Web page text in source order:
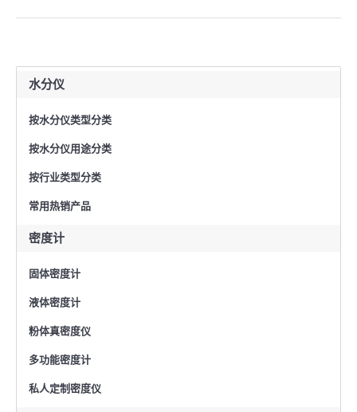
水分仪
按水分仪类型分类
按水分仪用途分类
按行业类型分类
常用热销产品
密度计
固体密度计
液体密度计
粉体真密度仪
多功能密度计
私人定制密度仪